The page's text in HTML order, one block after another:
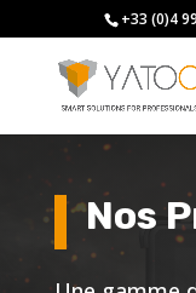
+33 (0)4
Nos